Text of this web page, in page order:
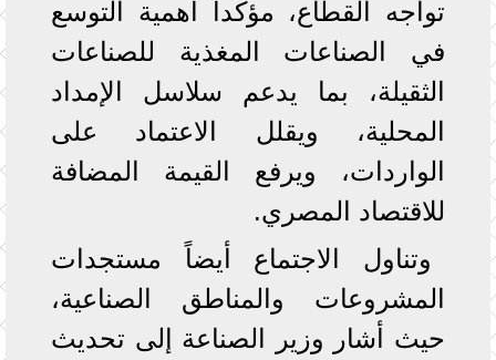
تواجه القطاع، مؤكداً أهمية التوسع
في الصناعات المغذية للصناعات
الثقيلة، بما يدعم سلاسل الإمداد
المحلية، ويقلل الاعتماد على
الواردات، ويرفع القيمة المضافة
للاقتصاد المصري.
وتناول الاجتماع أيضاً مستجدات
المشروعات والمناطق الصناعية،
حيث أشار وزير الصناعة إلى تحديث